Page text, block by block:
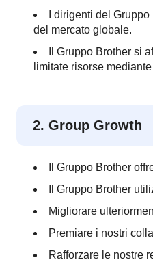
I dirigenti del
del mercato globale.
Il Gruppo Brother si
limitate risorse
2. Group Growth
Il Gruppo Brother
Il Gruppo Brother
Migliorare
Premiare i nostri
Rafforzare le nostre